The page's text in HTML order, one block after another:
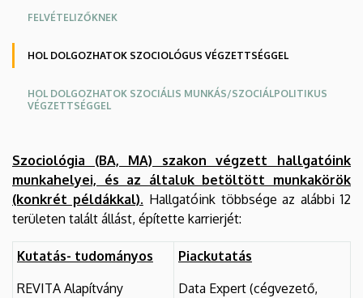
Szociológiai
és
Szociálpolitikai
Tanszék
Oldalmenü
FELVÉTELIZŐKNEK
HOL DOLGOZHATOK SZOCIOLÓGUS VÉGZETTSÉGGEL
HOL DOLGOZHATOK SZOCIÁLIS MUNKÁS/SZOCIÁLPOLITIKUS
VÉGZETTSÉGGEL
Szociológia (BA, MA) szakon végzett hallgatóink
munkahelyei, és az általuk betöltött munkakörök
(konkrét példákkal). Hallgatóink többsége az alábbi 12
területen talált állást, építette karrierjét:
Kutatás- tudományos
REVITA Alapítvány
Piackutatás
Data Expert (cégvezető,